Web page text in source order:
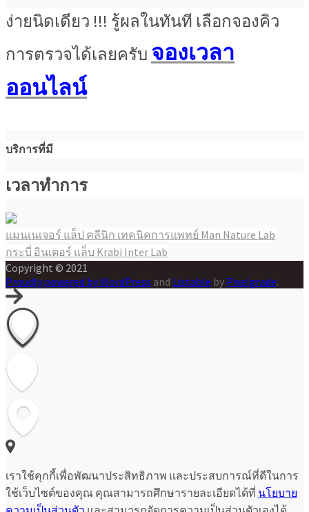
ง่ายนิดเดียว !!! รู้ผลในทันที เลือกจองคิว
การตรวจได้เลยครับ จองเวลา
ออนไลน์
บริการที่มี
เวลาทำการ
แนะแนว
เรื่อง
แมนเนเจอร์ แล็ป คลีนิก เทคนิคการแพทย์ Man Nature Lab
กระบี่ อินเตอร์ แล็บ Krabi Inter Lab
Copyright © 2021
Proudly powered by WordPress and Listable by Pixelgrade.
เราใช้คุกกี้เพื่อพัฒนาประสิทธิภาพ และประสบการณ์ที่ดีในการ
ใช้เว็บไซต์ของคุณ คุณสามารถศึกษารายละเอียดได้ที่ นโยบาย